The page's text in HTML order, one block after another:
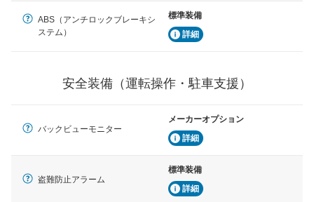
グ・アシストやサイドブラインドモニターなどが装備さ
れています。
るSRSエアバッグシステム、プリテンショナーシートベ
ルトなどが装備されています。
ABS（アンチロックブレーキシ
ステム）
標準装備
詳細
安全装備（運転操作・駐車支援）
バックビューモニター
メーカーオプション
詳細
盗難防止アラーム
標準装備
詳細